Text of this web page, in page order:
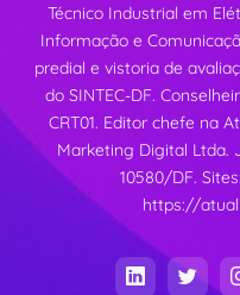
Técnico Industrial em
Informação e
predial e vistoria de
do SINTEC-DF.
CRT01. Editor chefe na
Marketing Digital Ltda.
10580/DF. Sites:
https://